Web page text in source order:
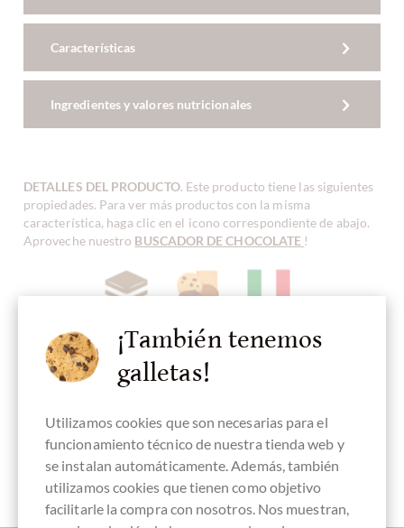
Características
Ingredientes y valores nutricionales
DETALLES DEL PRODUCTO. Este producto tiene las siguientes
propiedades. Para ver más productos con la misma
característica, haga clic en el icono correspondiente de abajo.
Aproveche nuestro BUSCADOR DE CHOCOLATE !
Haselnuss Nougat Galletas
Italia
crujiente,
sin alcohol
Embalaje
transparente
Sweet Fingerfood
¡También tenemos
galletas!
Utilizamos cookies que son necesarias para el
funcionamiento técnico de nuestra tienda web y
se instalan automáticamente. Además, también
utilizamos cookies que tienen como objetivo
facilitarle la compra con nosotros. Nos muestran,